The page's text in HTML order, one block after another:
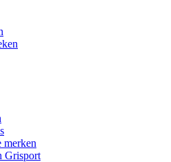
merken
Grisport